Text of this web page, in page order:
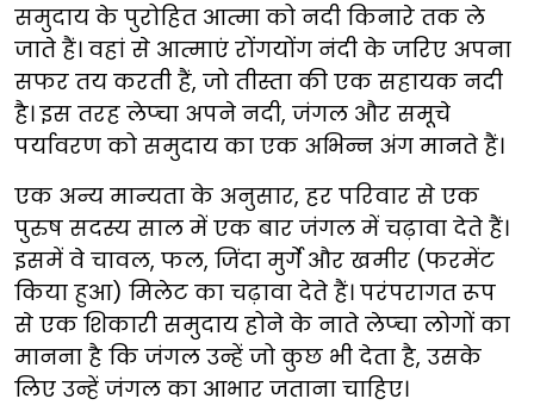
समुदाय के पुरोहित आत्मा को नदी किनारे तक ले
जाते हैं। वहां से आत्माएं रोंगयोंग नंदी के जरिए अपना
सफर तय करती हैं, जो तीस्ता की एक सहायक नदी
है। इस तरह लेप्चा अपने नदी, जंगल और समूचे
पर्यावरण को समुदाय का एक अभिन्न अंग मानते हैं।
एक अन्य मान्यता के अनुसार, हर परिवार से एक
पुरुष सदस्य साल में एक बार जंगल में चढ़ावा देते हैं।
इसमें वे चावल, फल, जिंदा मुर्गे और खमीर (फरमेंट
किया हुआ) मिलेट का चढ़ावा देते हैं। परंपरागत रूप
से एक शिकारी समुदाय होने के नाते लेप्चा लोगों का
मानना है कि जंगल उन्हें जो कुछ भी देता है, उसके
लिए उन्हें जंगल का आभार जताना चाहिए।